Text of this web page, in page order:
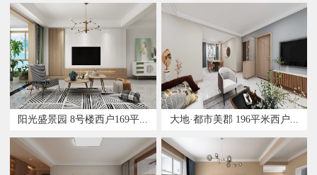
阳光盛景园 8号楼西户169平... 大地·都市美郡 196平米西户...